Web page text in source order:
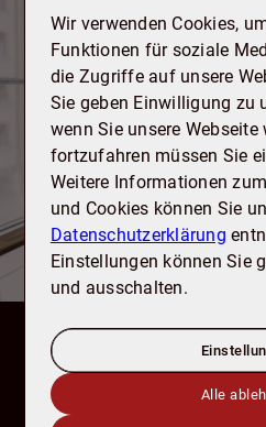
Interesse an dieser
unverbindlich
Vorname*
E-Mail
Wir verwenden Cookies,
Funktionen für soziale
die Zugriffe auf unsere
Sie geben Einwilligung zu
wenn Sie unsere
fortzufahren müssen Sie
Weitere Informationen
und Cookies können Sie
Datenschutzerklärung
Einstellungen können Sie
und ausschalten.
Alle